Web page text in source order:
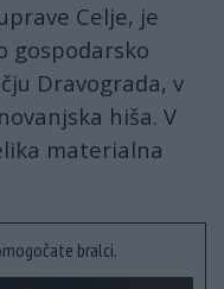
Celje, je
gospodarsko
Dravograda, v
hiša. V
materialna
bralci.